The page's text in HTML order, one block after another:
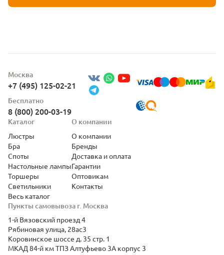
Москва
+7 (495) 125-02-21
Бесплатно
8 (800) 200-03-19
Пункты самовывоза г. Москва
1-й Вязовский проезд 4
Рябиновая улица, 28ас3
Коровинское шоссе д. 35 стр. 1
МКАД 84-й км ТПЗ Алтуфьево 3А корпус 3
Каталог
Люстры
Бра
Споты
Настольные лампы
Торшеры
Светильники
Весь каталог
О компании
О компании
Бренды
Доставка и оплата
Гарантии
Оптовикам
Контакты